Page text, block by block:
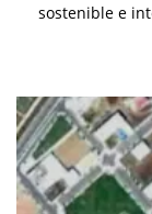
sostenible e